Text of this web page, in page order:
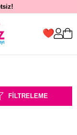
FILTRELEME